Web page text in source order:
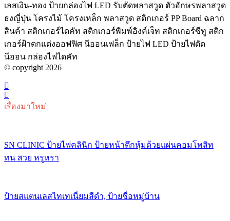
เลสเงิน-ทอง ป้ายกล่องไฟ LED รับตัดพลาสวูด ตัวอักษรพลาสวูด
ธงญี่ปุ่น โครงไม้ โครงเหล็ก พลาสวูด สติกเกอร์ PP Board ฉลาก
สินค้า สติกเกอร์ไดคัท สติกเกอร์พิมพ์อิงค์เจ็ท สติกเกอร์ซีทู สติก
เกอร์ฝ้าตกแต่งออฟฟิศ นีออนเฟล็ก ป้ายไฟ LED ป้ายไฟดัด
นีออน กล่องไฟไดคัท
© copyright 2026
เรื่องมาใหม่
SN CLINIC ป้ายไฟคลินิก ป้ายหน้าตึกหุ้มด้วยแผ่นคอมโพสิท
ทน สวย หรูหรา
ป้ายสแตนเลสไทเทเนี่ยมสีดำ, ป้ายชื่อหมู่บ้าน